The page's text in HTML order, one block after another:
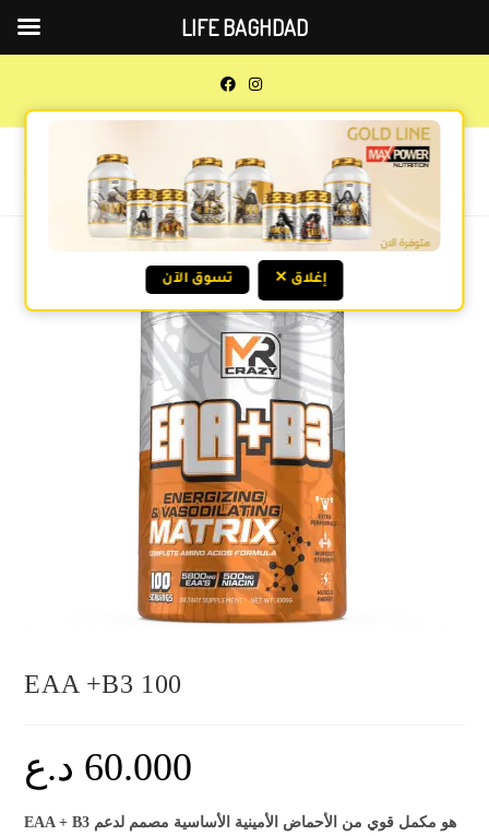
0 MENU
Previous Product Next Product
EAA +B3 100
60.000 د.ع
EAA + B3 هو مكمل قوي من الأحماض الأمينية الأساسية مصمم لدعم
تسوق الآن ✕ إغلاق
LIFE BAGHDAD